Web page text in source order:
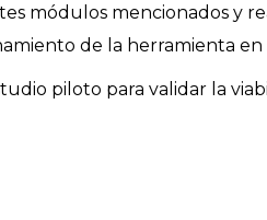
módulos mencionados y
de la herramienta
piloto para validar la